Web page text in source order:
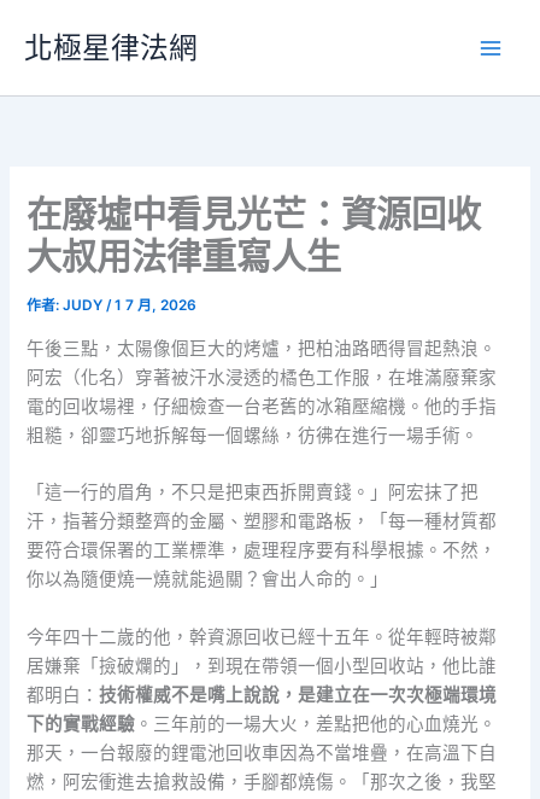
要
北極星律法網
在廢墟中看見光芒：資源回收
大叔用法律重寫人生
作者:JUDY/1 7 月, 2026
午後三點，太陽像個巨大的烤爐，把柏油路晒得冒起熱浪。
阿宏（化名）穿著被汗水浸透的橘色工作服，在堆滿廢棄家
電的回收場裡，仔細檢查一台老舊的冰箱壓縮機。他的手指
粗糙，卻靈巧地拆解每一個螺絲，彷彿在進行一場手術。
「這一行的眉角，不只是把東西拆開賣錢。」阿宏抹了把
汗，指著分類整齊的金屬、塑膠和電路板，「每一種材質都
要符合環保署的工業標準，處理程序要有科學根據。不然，
你以為隨便燒一燒就能過關？會出人命的。」
今年四十二歲的他，幹資源回收已經十五年。從年輕時被鄰
居嫌棄「撿破爛的」，到現在帶領一個小型回收站，他比誰
都明白：技術權威不是嘴上說說，是建立在一次次極端環境
下的實戰經驗 。三年前的一場大火，差點把他的心血燒光。
那天，一台報廢的鋰電池回收車因為不當堆疊，在高溫下自
燃，阿宏衝進去搶救設備，手腳都燒傷。「那次之後，我堅